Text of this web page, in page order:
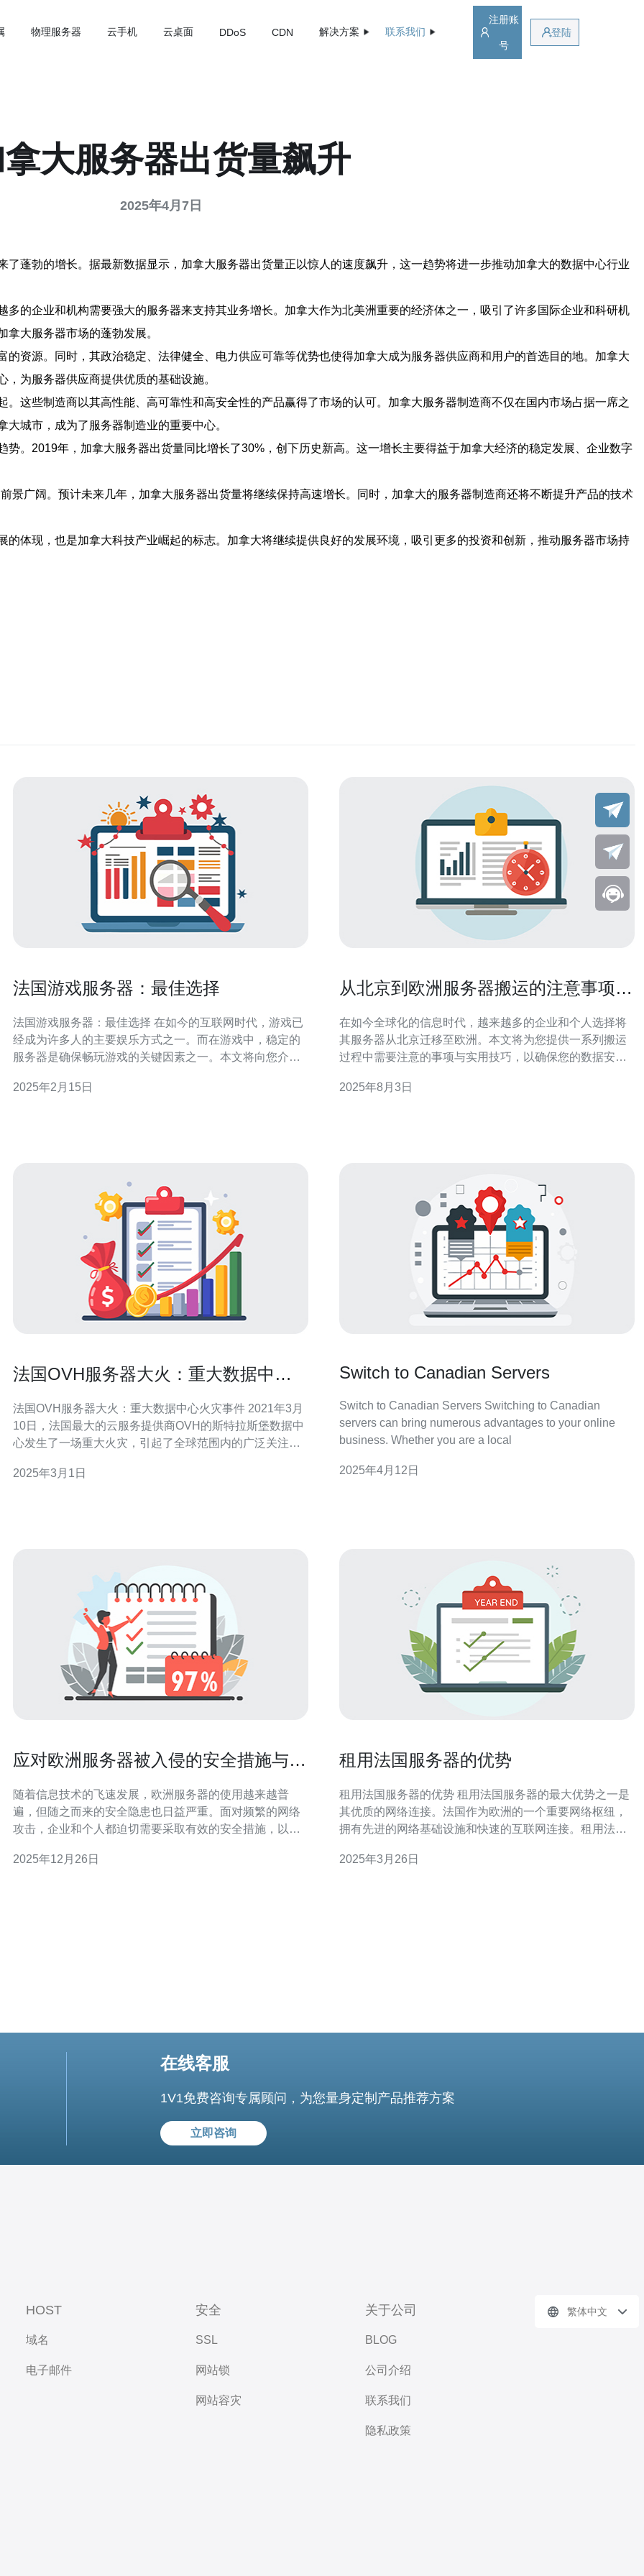
物理服务器 云手机 云桌面 DDoS CDN 解决方案 联系我们
注册账
号
登陆
大服务器出货量飙升
2025年4月7日
蓬勃的增长。据最新数据显示，加拿大服务器出货量正以惊人的速度飙升，这一趋势将进一步推动加拿大的数据中心行业
的企业和机构需要强大的服务器来支持其业务增长。加拿大作为北美洲重要的经济体之一，吸引了许多国际企业和科研机
大服务器市场的蓬勃发展。
资源。同时，其政治稳定、法律健全、电力供应可靠等优势也使得加拿大成为服务器供应商和用户的首选目的地。加拿大
为服务器供应商提供优质的基础设施。
这些制造商以其高性能、高可靠性和高安全性的产品赢得了市场的认可。加拿大服务器制造商不仅在国内市场占据一席之
城市，成为了服务器制造业的重要中心。
。2019年，加拿大服务器出货量同比增长了30%，创下历史新高。这一增长主要得益于加拿大经济的稳定发展、企业数字
景广阔。预计未来几年，加拿大服务器出货量将继续保持高速增长。同时，加拿大的服务器制造商还将不断提升产品的技术
体现，也是加拿大科技产业崛起的标志。加拿大将继续提供良好的发展环境，吸引更多的投资和创新，推动服务器市场持
法国游戏服务器：最佳选择
法国游戏服务器：最佳选择 在如今的互联网时代，游戏已
经成为许多人的主要娱乐方式之一。而在游戏中，稳定的
服务器是确保畅玩游戏的关键因素之一。本文将向您介绍
以其稳定性和可靠性而闻名。这些服务器配备了先进的硬
2025年2月15日
从北京到欧洲服务器搬运的注意事项与
在如今全球化的信息时代，越来越多的企业和个人选择将
其服务器从北京迁移至欧洲。本文将为您提供一系列搬运
过程中需要注意的事项与实用技巧，以确保您的数据安
欧洲? 选择将服务器从北京搬运到欧洲，主要是因为欧洲
2025年8月3日
法国OVH服务器大火：重大数据中心
法国OVH服务器大火：重大数据中心火灾事件 2021年3月
10日，法国最大的云服务提供商OVH的斯特拉斯堡数据中
心发生了一场重大火灾，引起了全球范围内的广泛关注。
导致了数据丢失和服务中断，还引发了对数据中心安全性
2025年3月1日
Switch to Canadian Servers
Switch to Canadian Servers Switching to Canadian
servers can bring numerous advantages to your online
business. Whether you are a local
2025年4月12日
应对欧洲服务器被入侵的安全措施与建
随着信息技术的飞速发展，欧洲服务器的使用越来越普
遍，但随之而来的安全隐患也日益严重。面对频繁的网络
攻击，企业和个人都迫切需要采取有效的安全措施，以保
便宜的应对措施，帮助您更好地应对服务器被入侵的风
2025年12月26日
租用法国服务器的优势
租用法国服务器的优势 租用法国服务器的最大优势之一是
其优质的网络连接。法国作为欧洲的一个重要网络枢纽，
拥有先进的网络基础设施和快速的互联网连接。租用法国
用户体验。 法国有严格的数据隐私保护法律法规，租用法
2025年3月26日
在线客服
1V1免费咨询专属顾问，为您量身定制产品推荐方案
立即咨询
HOST
域名
电子邮件
安全
SSL
网站锁
网站容灾
关于公司
BLOG
公司介绍
联系我们
隐私政策
繁体中文